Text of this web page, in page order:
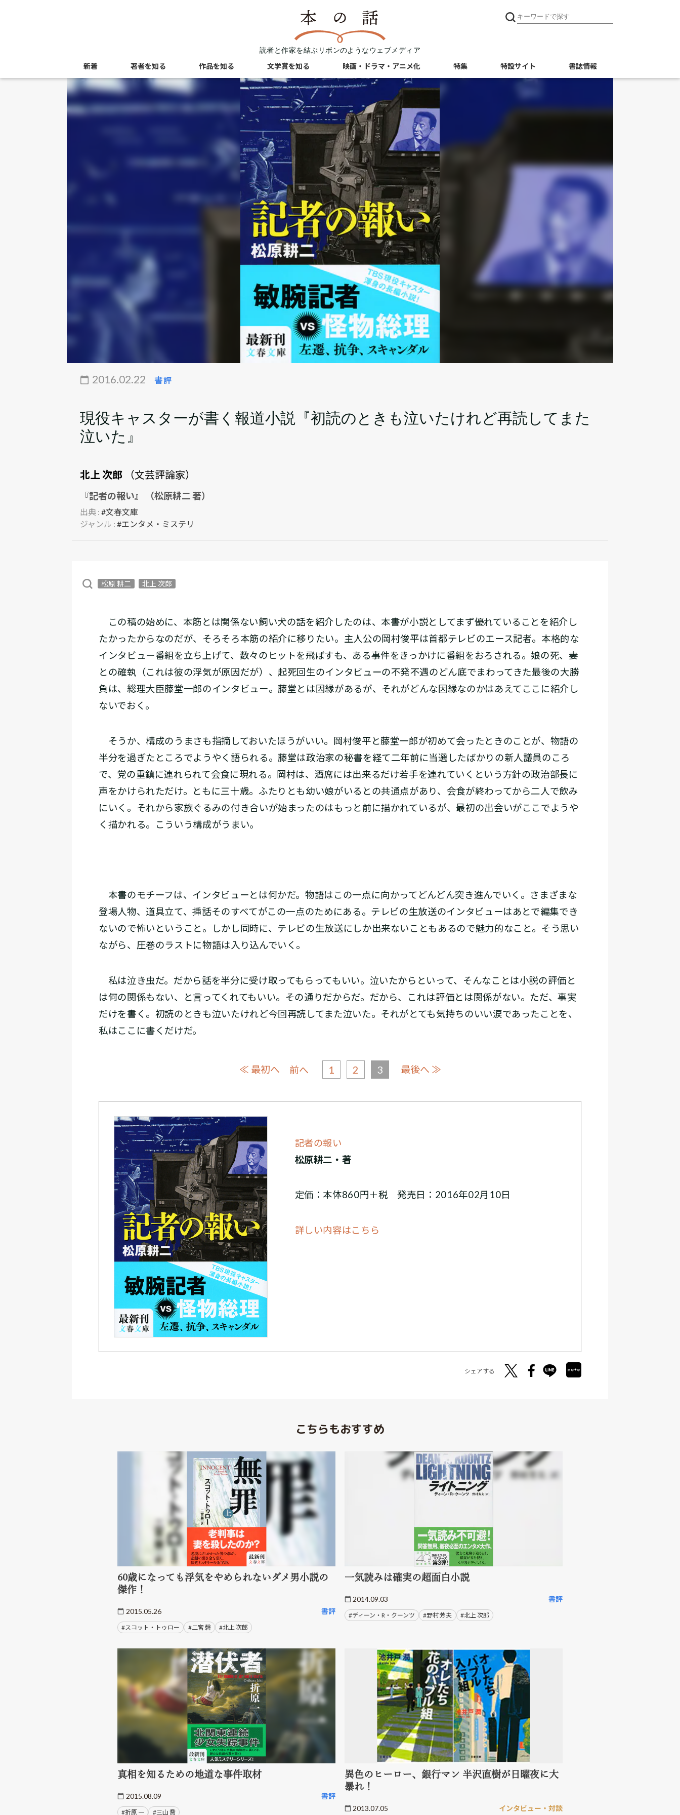
読者と作家を結ぶリボンのようなウェブメディア
新着 著者を知る 作品を知る 文学賞を知る 映画・ドラマ・アニメ化 特集 特設サイト 書誌情報
2016.02.22 書評
現役キャスターが書く報道小説『初読のときも泣いたけれど再読してまた
泣いた』
北上 次郎 （文芸評論家）
『記者の報い』 （松原耕二 著）
出典 : #文春文庫
ジャンル : #エンタメ・ミステリ
松原 耕二 北上 次郎
この稿の始めに、本筋とは関係ない飼い犬の話を紹介したのは、本書が小説としてまず優れていることを紹介し
たかったからなのだが、そろそろ本筋の紹介に移りたい。主人公の岡村俊平は首都テレビのエース記者。本格的な
インタビュー番組を立ち上げて、数々のヒットを飛ばすも、ある事件をきっかけに番組をおろされる。娘の死、妻
との確執（これは彼の浮気が原因だが）、起死回生のインタビューの不発――不遇のどん底でまわってきた最後の大勝
負は、総理大臣藤堂一郎のインタビュー。藤堂とは因縁があるが、それがどんな因縁なのかはあえてここに紹介し
ないでおく。
そうか、構成のうまさも指摘しておいたほうがいい。岡村俊平と藤堂一郎が初めて会ったときのことが、物語の
半分を過ぎたところでようやく語られる。藤堂は政治家の秘書を経て二年前に当選したばかりの新人議員のころ
で、党の重鎮に連れられて会食に現れる。岡村は、酒席には出来るだけ若手を連れていくという方針の政治部長に
声をかけられただけ。ともに三十歳。ふたりとも幼い娘がいるとの共通点があり、会食が終わってから二人で飲み
にいく。それから家族ぐるみの付き合いが始まったのはもっと前に描かれているが、最初の出会いがここでようや
く描かれる。こういう構成がうまい。
本書のモチーフは、インタビューとは何かだ。物語はこの一点に向かってどんどん突き進んでいく。さまざまな
登場人物、道具立て、挿話――そのすべてがこの一点のためにある。テレビの生放送のインタビューはあとで編集でき
ないので怖いということ。しかし同時に、テレビの生放送にしか出来ないこともあるので魅力的なこと。そう思い
ながら、圧巻のラストに物語は入り込んでいく。
私は泣き虫だ。だから話を半分に受け取ってもらってもいい。泣いたからといって、そんなことは小説の評価と
は何の関係もない、と言ってくれてもいい。その通りだからだ。だから、これは評価とは関係がない。ただ、事実
だけを書く。初読のときも泣いたけれど今回再読してまた泣いた。それがとても気持ちのいい涙であったことを、
私はここに書くだけだ。
≪ 最初へ 前へ 1 2 3 最後へ ≫
記者の報い
松原耕二・著
定価：本体860円＋税 発売日：2016年02月10日
詳しい内容はこちら
シェアする
こちらもおすすめ
60歳になっても浮気をやめられないダメ男小説の
傑作！
2015.05.26 書評
#スコット・トゥロー #二宮 磬 #北上 次郎
一気読みは確実の超面白小説
2014.09.03 書評
#ディーン・R・クーンツ #野村 芳夫 #北上 次郎
真相を知るための地道な事件取材
2015.08.09 書評
#折原 一 #三山 喬
異色のヒーロー、銀行マン 半沢直樹が日曜夜に大
暴れ！
2013.07.05 インタビュー・対談